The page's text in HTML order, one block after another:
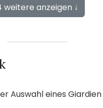
weitere anzeigen ↓
Auswahl eines